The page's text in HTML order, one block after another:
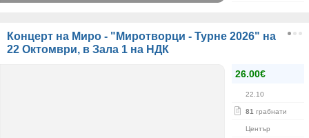
Концерт на Миро - "Миротворци - Турне 2026" на
22 Октомври, в Зала 1 на НДК
26.00€
22.10
81 грабнати
Център